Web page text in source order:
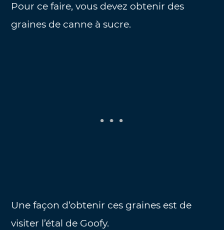
Pour ce faire, vous devez obtenir des
graines de canne à sucre.
Une façon d’obtenir ces graines est de
visiter l’étal de Goofy.